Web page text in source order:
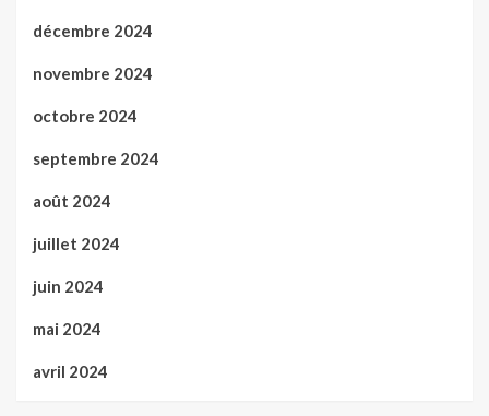
décembre 2024
novembre 2024
octobre 2024
septembre 2024
août 2024
juillet 2024
juin 2024
mai 2024
avril 2024